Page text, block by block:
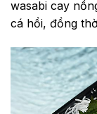
wasabi cay
cá hồi, đồng